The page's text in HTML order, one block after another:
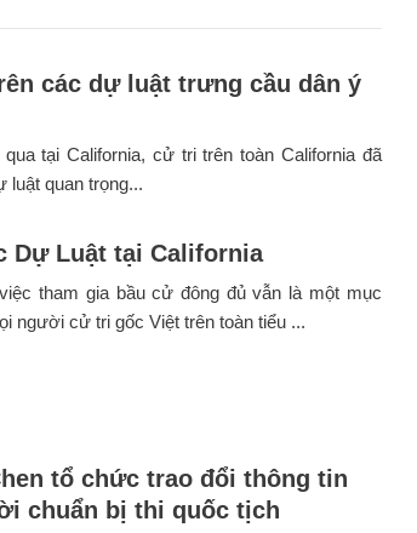
các dự luật trưng cầu dân ý
tại California, cử tri trên toàn California đã
luật quan trọng...
Dự Luật tại California
tham gia bầu cử đông đủ vẫn là một mục
người cử tri gốc Việt trên toàn tiểu ...
tổ chức trao đổi thông tin
chuẩn bị thi quốc tịch